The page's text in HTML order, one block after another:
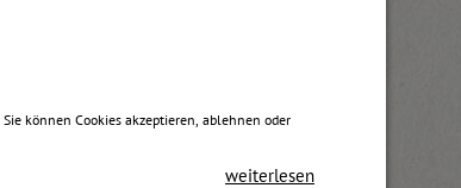
können Cookies akzeptieren, ablehnen oder
weiterlesen